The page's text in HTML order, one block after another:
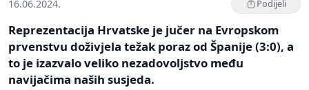
16.06.2024. Podijeli
Reprezentacija Hrvatske je jučer na Evropskom
prvenstvu doživjela težak poraz od Španije (3:0), a
to je izazvalo veliko nezadovoljstvo među
navijačima naših susjeda.